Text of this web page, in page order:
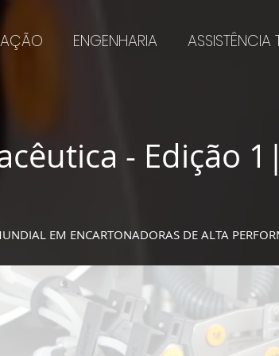
ENGENHARIA ASSISTÊNCIA
- Edição
EM ENCARTONADORAS DE ALTA